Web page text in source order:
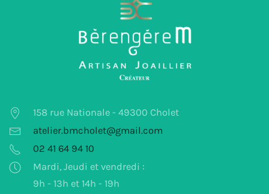
158 rue Nationale - 49300 Cholet
atelier.bmcholet@gmail.com
02 41 64 94 10
Mardi, Jeudi et vendredi :
9h - 13h et 14h - 19h